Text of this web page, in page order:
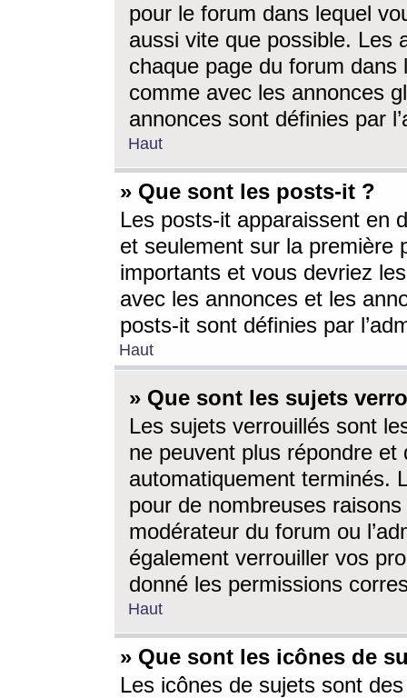
pour le forum dans lequel
aussi vite que possible. Les
chaque page du forum dans
comme avec les annonces
annonces sont définies par
Haut
» Que sont les posts-it ?
Les posts-it apparaissent en
et seulement sur la première
importants et vous devriez
avec les annonces et les
posts-it sont définies par
Haut
» Que sont les sujets
Les sujets verrouillés sont
ne peuvent plus répondre
automatiquement terminés.
pour de nombreuses
modérateur du forum ou
également verrouiller vos
donné les permissions
Haut
» Que sont les icônes de
Les icônes de sujets sont